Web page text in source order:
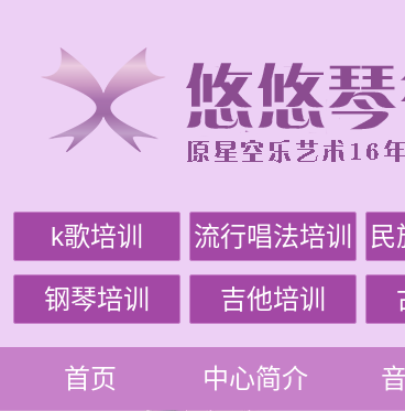
k歌培训 流行唱法培训 民
钢琴培训 吉他培训
首页 中心简介